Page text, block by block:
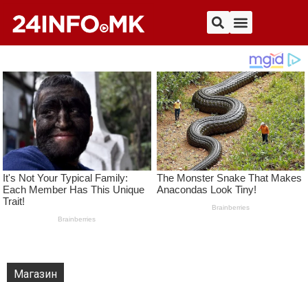
Магазин